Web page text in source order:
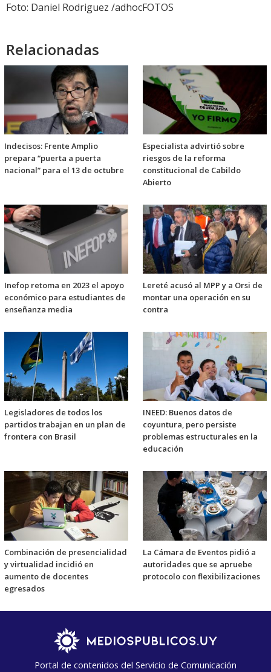
Foto: Daniel Rodriguez /adhocFOTOS
Relacionadas
Indecisos: Frente Amplio
prepara “puerta a puerta
nacional” para el 13 de octubre
Especialista advirtió sobre
riesgos de la reforma
constitucional de Cabildo
Abierto
Inefop retoma en 2023 el apoyo
económico para estudiantes de
enseñanza media
Lereté acusó al MPP y a Orsi de
montar una operación en su
contra
Legisladores de todos los
partidos trabajan en un plan de
frontera con Brasil
INEED: Buenos datos de
coyuntura, pero persiste
problemas estructurales en la
educación
Combinación de presencialidad
y virtualidad incidió en
aumento de docentes
egresados
La Cámara de Eventos pidió a
autoridades que se apruebe
protocolo con flexibilizaciones
Portal de contenidos del Servicio de Comunicación